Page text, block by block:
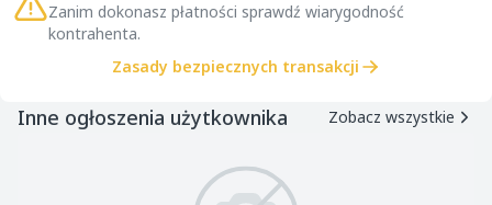
Zanim dokonasz płatności sprawdź wiarygodność
kontrahenta.
Zasady bezpiecznych transakcji
Inne ogłoszenia użytkownika Zobacz wszystkie